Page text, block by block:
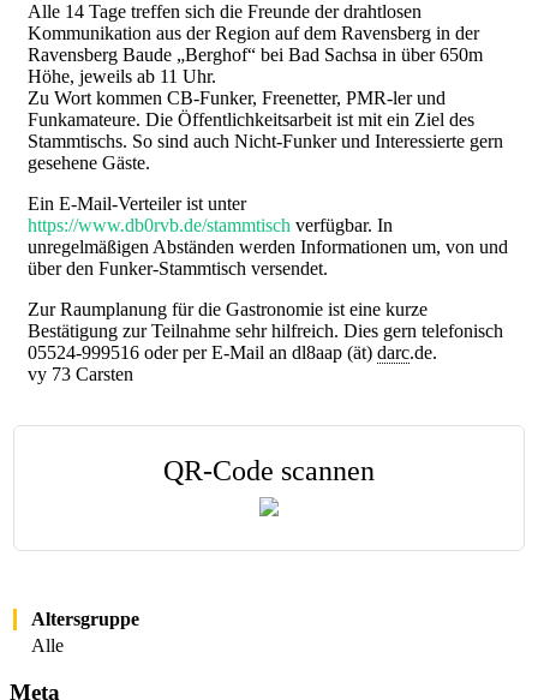
Alle 14 Tage treffen sich die Freunde der drahtlosen
Kommunikation aus der Region auf dem Ravensberg in der
Ravensberg Baude „Berghof“ bei Bad Sachsa in über 650m
Höhe, jeweils ab 11 Uhr.
Zu Wort kommen CB-Funker, Freenetter, PMR-ler und
Funkamateure. Die Öffentlichkeitsarbeit ist mit ein Ziel des
Stammtischs. So sind auch Nicht-Funker und Interessierte gern
gesehene Gäste.
Ein E-Mail-Verteiler ist unter
https://www.db0rvb.de/stammtisch verfügbar. In
unregelmäßigen Abständen werden Informationen um, von und
über den Funker-Stammtisch versendet.
Zur Raumplanung für die Gastronomie ist eine kurze
Bestätigung zur Teilnahme sehr hilfreich. Dies gern telefonisch
05524-999516 oder per E-Mail an dl8aap (ät) darc.de.
vy 73 Carsten
QR-Code scannen
Altersgruppe
Alle
Meta